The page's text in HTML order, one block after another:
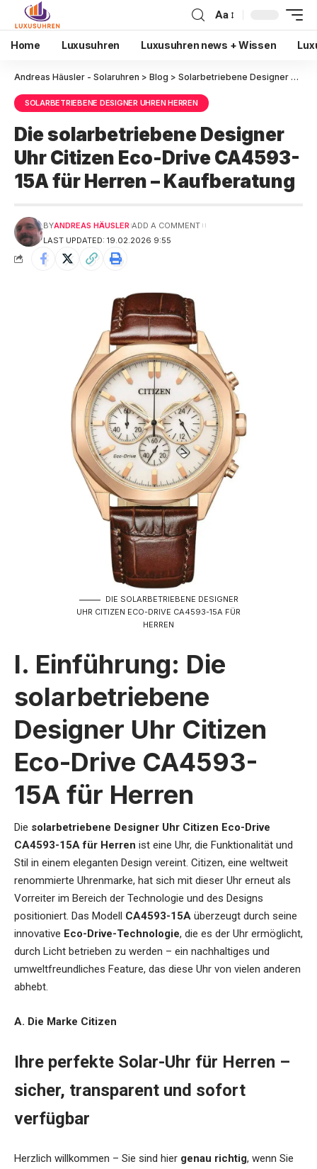
Aa
Home Luxusuhren Luxusuhren news + Wissen
Andreas Häusler - Solaruhren > Blog > Solarbetriebene Designer Uhren Herren
SOLARBETRIEBENE DESIGNER UHREN HERREN
Die solarbetriebene Designer
Uhr Citizen Eco-Drive CA4593-
15A für Herren – Kaufberatung
LAST UPDATED: 19.02.2026 9:55
BYANDREAS HÄUSLER ADD A COMMENT
DIE SOLARBETRIEBENE DESIGNER
UHR CITIZEN ECO-DRIVE CA4593-15A FÜR
HERREN
I. Einführung: Die
solarbetriebene
Designer Uhr Citizen
Eco-Drive CA4593-
15A für Herren
Die solarbetriebene Designer Uhr Citizen Eco-Drive
CA4593-15A für Herren ist eine Uhr, die Funktionalität und
Stil in einem eleganten Design vereint. Citizen, eine weltweit
renommierte Uhrenmarke, hat sich mit dieser Uhr erneut als
Vorreiter im Bereich der Technologie und des Designs
positioniert. Das Modell CA4593-15A überzeugt durch seine
innovative Eco-Drive-Technologie, die es der Uhr ermöglicht,
durch Licht betrieben zu werden – ein nachhaltiges und
umweltfreundliches Feature, das diese Uhr von vielen anderen
abhebt.
A. Die Marke Citizen
Ihre perfekte Solar-Uhr für Herren –
sicher, transparent und sofort
verfügbar
Herzlich willkommen – Sie sind hier genau richtig, wenn Sie